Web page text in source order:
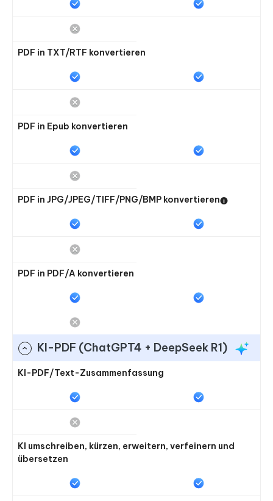
PDF in TXT/RTF konvertieren
PDF in Epub konvertieren
PDF in JPG/JPEG/TIFF/PNG/BMP konvertieren
PDF in PDF/A konvertieren
KI-PDF (ChatGPT4 + DeepSeek R1)
KI-PDF/Text-Zusammenfassung
KI umschreiben, kürzen, erweitern, verfeinern und
übersetzen